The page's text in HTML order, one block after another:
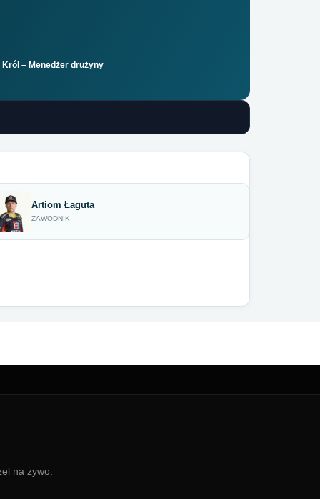
– Menedżer drużyny
Artiom Łaguta
ZAWODNIK
na żywo.